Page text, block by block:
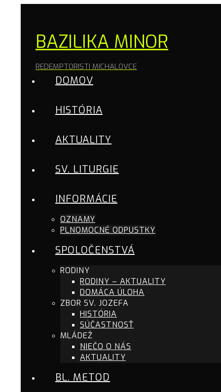
BAZILIKA MINOR
REDEMPTORISTI MICHALOVCE
DOMOV
HISTÓRIA
AKTUALITY
SV. LITURGIE
INFORMÁCIE
OZNAMY
PLNOMOCNÉ ODPUSTKY
SPOLOČENSTVÁ
RODINY
RODINY – AKTUALITY
DOMÁCA ÚLOHA
ZBOR SV. JOZEFA
HISTÓRIA
SÚČASTNOSŤ
MLÁDEŽ
NIEČO O NÁS
AKTUALITY
BL. METOD